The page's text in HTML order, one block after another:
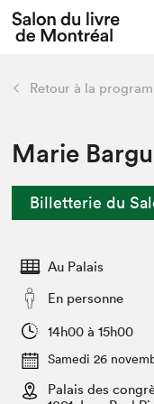
Espace médias
Espace
Tout sur
Actualités
Vidéos et
Club de
retour
Édition 2022
Nous connaître
Projets
Archives
Liens pratiques
Retour à la
Marie
Billetterie du
Au Palais
En personne
14h00 à 15h00
Samedi 26
Palais des